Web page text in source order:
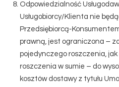
Odpowiedzialność
Usługobiorcy/Klienta nie
Przedsiębiorcą-
prawną, jest ograniczona –
pojedynczego roszczenia,
roszczenia w sumie – do
kosztów dostawy z tytułu